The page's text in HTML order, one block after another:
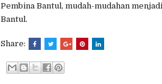
Pembina Bantul, mudah-mudahan
Bantul.
Share: